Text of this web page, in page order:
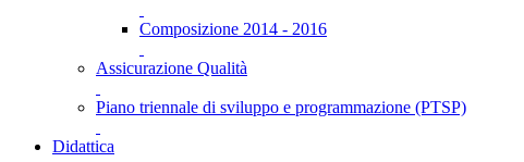
Composizione 2014 - 2016
Assicurazione Qualità
Piano triennale di sviluppo e programmazione (PTSP)
Didattica